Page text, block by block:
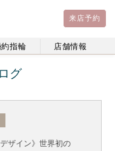
来店予約
約指輪 店舗情報
グ
ザイン》世界初の